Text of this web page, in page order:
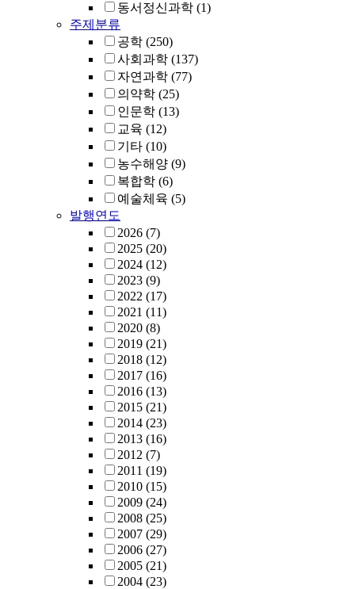
동서정신과학 (1)
주제분류
공학 (250)
사회과학 (137)
자연과학 (77)
의약학 (25)
인문학 (13)
교육 (12)
기타 (10)
농수해양 (9)
복합학 (6)
예술체육 (5)
발행연도
2026 (7)
2025 (20)
2024 (12)
2023 (9)
2022 (17)
2021 (11)
2020 (8)
2019 (21)
2018 (12)
2017 (16)
2016 (13)
2015 (21)
2014 (23)
2013 (16)
2012 (7)
2011 (19)
2010 (15)
2009 (24)
2008 (25)
2007 (29)
2006 (27)
2005 (21)
2004 (23)